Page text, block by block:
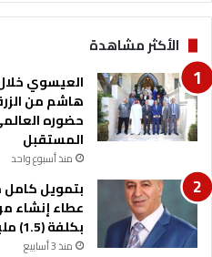
الأكثر مشاهدة
العيسوي
هاشم من
حضوره
المستقبل
منذ أسبوع واحد
بتمويل كامل
عطاء إنشاء
بكلفة (1.5) مليون دينار
منذ 3 أسابيع